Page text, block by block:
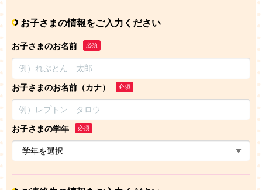
お子さまの情報をご入力ください
お子さまのお名前 必須
お子さまのお名前（カナ） 必須
お子さまの学年 必須